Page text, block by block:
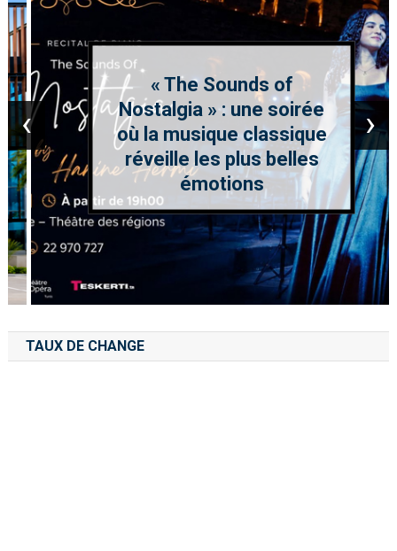
« The Sounds of
Nostalgia » : une soirée
où la musique classique
réveille les plus belles
émotions
‹ ›
TAUX DE CHANGE